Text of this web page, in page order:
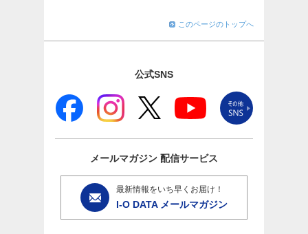
このページのトップへ
公式SNS
メールマガジン 配信サービス
最新情報をいち早くお届け！
I-O DATA メールマガジン